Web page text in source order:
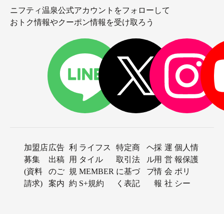
ニフティ温泉公式アカウントをフォローして
おトク情報やクーポン情報を受け取ろう
加盟店
募集
(資料
請求)
広告
出稿
のご
案内
利
用
規
約
ライフス
タイル
MEMBER
S+規約
特定商
取引法
に基づ
く表記
ヘ
ル
プ
採
用
情
報
運
営
会
社
個人情
報保護
ポリ
シー